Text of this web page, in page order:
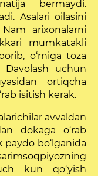
bermaydi.
Asalari oilasini
arixonalarni
mumkatakli
o‘rniga toza
Davolash uchun
ortiqcha
isitish kerak.
avvaldan
dokaga o‘rab
paydo bo‘lganida
kun qo‘yish